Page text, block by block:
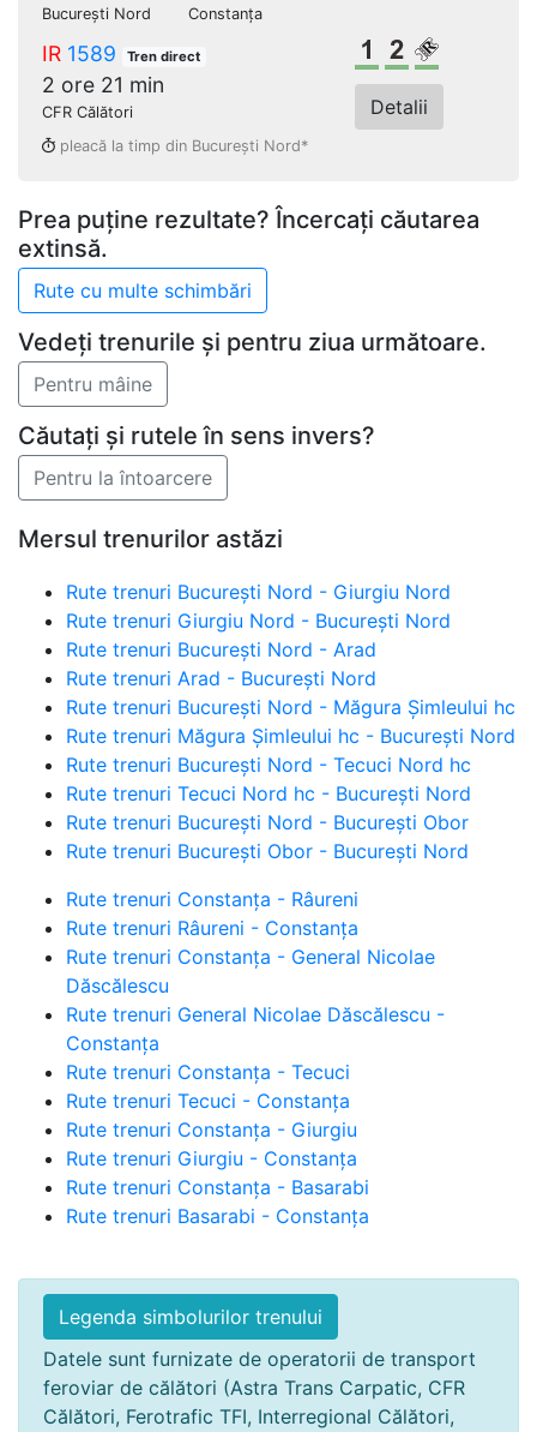
București Nord Constanța
IR 1589 Tren direct
2 ore 21 min
CFR Călători
Clasa 1Clasa a 2-a
Loc
Detalii
pleacă la timp din București Nord*
Prea puține rezultate? Încercați căutarea
extinsă.
Vedeți trenurile și pentru ziua următoare.
Căutați și rutele în sens invers?
Mersul trenurilor astăzi
Rute trenuri București Nord - Giurgiu Nord
Rute trenuri Giurgiu Nord - București Nord
Rute trenuri București Nord - Arad
Rute trenuri Arad - București Nord
Rute trenuri București Nord - Măgura Șimleului hc
Rute trenuri Măgura Șimleului hc - București Nord
Rute trenuri București Nord - Tecuci Nord hc
Rute trenuri Tecuci Nord hc - București Nord
Rute trenuri București Nord - București Obor
Rute trenuri București Obor - București Nord
Rute trenuri Constanța - Râureni
Rute trenuri Râureni - Constanța
Rute trenuri Constanța - General Nicolae
Dăscălescu
Rute trenuri General Nicolae Dăscălescu -
Constanța
Rute trenuri Constanța - Tecuci
Rute trenuri Tecuci - Constanța
Rute trenuri Constanța - Giurgiu
Rute trenuri Giurgiu - Constanța
Rute trenuri Constanța - Basarabi
Rute trenuri Basarabi - Constanța
Legenda simbolurilor trenului
Datele sunt furnizate de operatorii de transport
feroviar de călători (Astra Trans Carpatic, CFR
Călători, Ferotrafic TFI, Interregional Călători,